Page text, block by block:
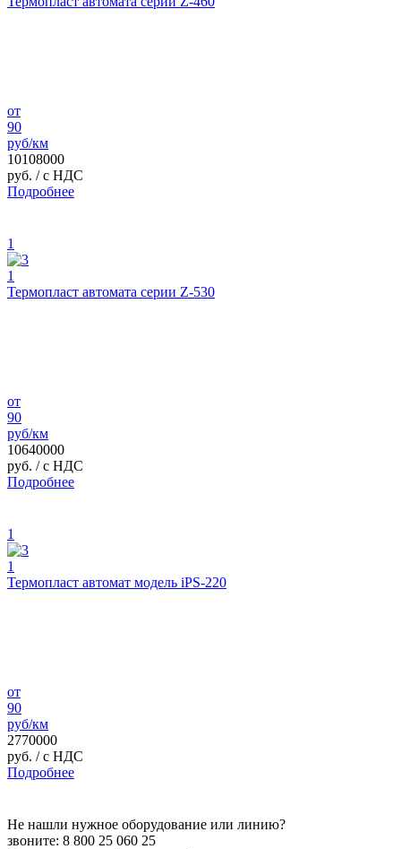
от
90
руб/км
10108000
руб. / с НДС
Подробнее
1
1
Термопласт автомата серии Z-530
от
90
руб/км
10640000
руб. / с НДС
Подробнее
1
1
Термопласт автомат модель iPS-220
от
90
руб/км
2770000
руб. / с НДС
Подробнее
Не нашли нужное оборудование или линию?
звоните: 8 800 25 060 25